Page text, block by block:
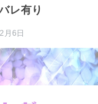
レ有り
月6日